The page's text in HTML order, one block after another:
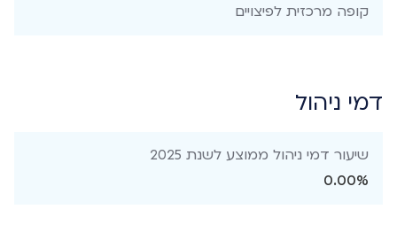
קופה מרכזית לפיצויים
דמי ניהול
שיעור דמי ניהול ממוצע לשנת 2025
0.00%